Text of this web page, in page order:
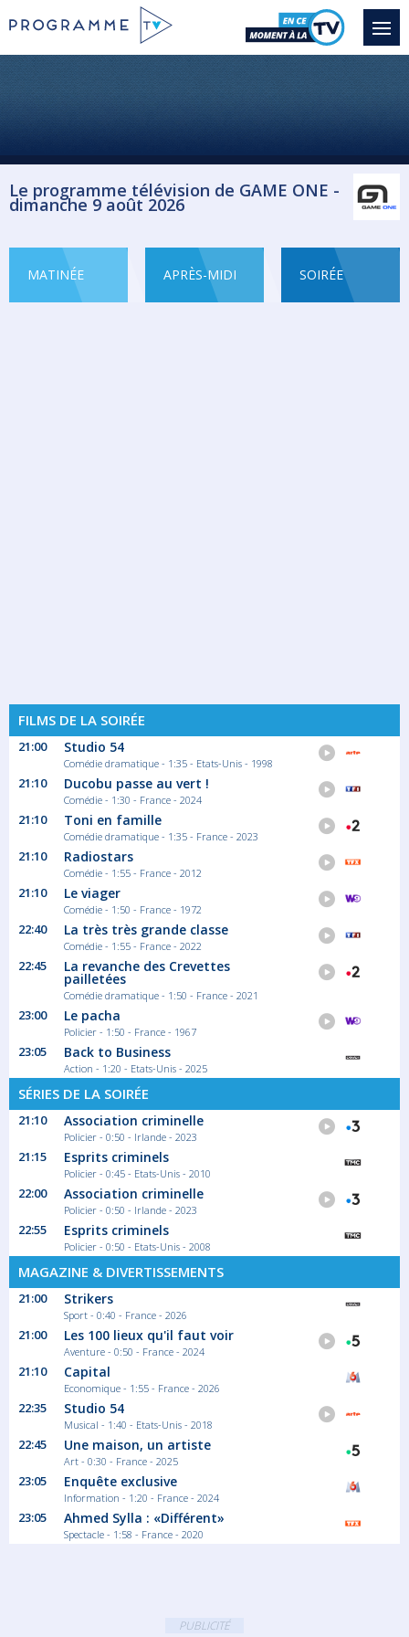
Le programme télévision de GAME ONE -
dimanche 9 août 2026
MATINÉE APRÈS-MIDI SOIRÉE
FILMS DE LA SOIRÉE
21:00 Studio 54
Comédie dramatique - 1:35 - Etats-Unis - 1998
21:10 Ducobu passe au vert !
Comédie - 1:30 - France - 2024
21:10 Toni en famille
Comédie dramatique - 1:35 - France - 2023
21:10 Radiostars
Comédie - 1:55 - France - 2012
21:10 Le viager
Comédie - 1:50 - France - 1972
22:40 La très très grande classe
Comédie - 1:55 - France - 2022
22:45 La revanche des Crevettes
pailletées
Comédie dramatique - 1:50 - France - 2021
23:00 Le pacha
Policier - 1:50 - France - 1967
23:05 Back to Business
Action - 1:20 - Etats-Unis - 2025
SÉRIES DE LA SOIRÉE
21:10 Association criminelle
Policier - 0:50 - Irlande - 2023
21:15 Esprits criminels
Policier - 0:45 - Etats-Unis - 2010
22:00 Association criminelle
Policier - 0:50 - Irlande - 2023
22:55 Esprits criminels
Policier - 0:50 - Etats-Unis - 2008
MAGAZINE & DIVERTISSEMENTS
21:00 Strikers
Sport - 0:40 - France - 2026
21:00 Les 100 lieux qu'il faut voir
Aventure - 0:50 - France - 2024
21:10 Capital
Economique - 1:55 - France - 2026
22:35 Studio 54
Musical - 1:40 - Etats-Unis - 2018
22:45 Une maison, un artiste
Art - 0:30 - France - 2025
23:05 Enquête exclusive
Information - 1:20 - France - 2024
23:05 Ahmed Sylla : «Différent»
Spectacle - 1:58 - France - 2020
PUBLICITÉ